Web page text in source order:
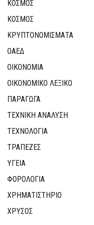
ΚΟΣΜΟΣ
ΚΟΣΜΟΣ
ΚΡΥΠΤΟΝΟΜΊΣΜΑΤΑ
ΟΑΕΔ
ΟΙΚΟΝΟΜΙΑ
ΟΙΚΟΝΟΜΙΚΟ ΛΕΞΙΚΟ
ΠΑΡΑΓΩΓΑ
ΤΕΧΝΙΚΗ ΑΝΑΛΥΣΗ
ΤΕΧΝΟΛΟΓΙΑ
ΤΡΆΠΕΖΕΣ
ΥΓΕΙΑ
ΦΟΡΟΛΟΓΙΑ
ΧΡΗΜΑΤΙΣΤΗΡΙΟ
ΧΡΥΣΟΣ